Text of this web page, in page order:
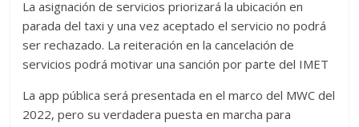
La asignación de servicios priorizará la ubicación en
parada del taxi y una vez aceptado el servicio no podrá
ser rechazado. La reiteración en la cancelación de
servicios podrá motivar una sanción por parte del IMET
La app pública será presentada en el marco del MWC del
2022, pero su verdadera puesta en marcha para